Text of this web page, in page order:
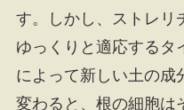
す。しかし、ストレリ
ゆっくりと適応するタ
によって新しい土の成
変わると、根の細胞は